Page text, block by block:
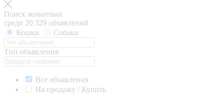
Поиск животных
среди 20 329 объявлений
Кошки
Собаки
Тип объявления
Все объявления
На продажу / Купить